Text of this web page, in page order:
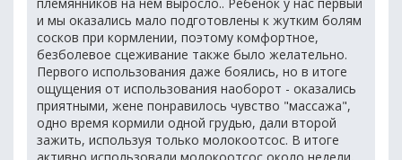
и мы оказались мало подготовлены к жутким болям
сосков при кормлении, поэтому комфортное,
безболевое сцеживание также было желательно.
Первого использования даже боялись, но в итоге
ощущения от использования наоборот - оказались
приятными, жене понравилось чувство "массажа",
одно время кормили одной грудью, дали второй
зажить, используя только молокоотсос. В итоге